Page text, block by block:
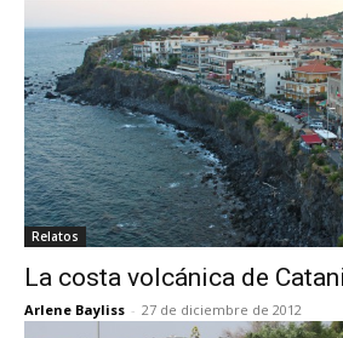
Relatos
La costa volcánica de
Arlene Bayliss - 27 de diciembre de 2012